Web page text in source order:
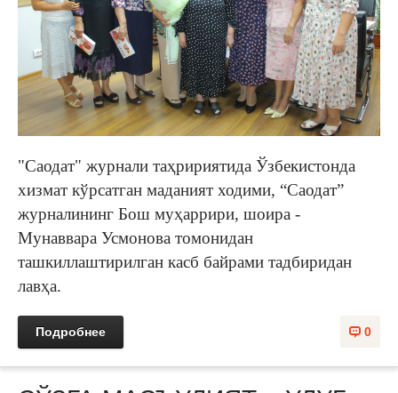
"Саодат" журнали таҳририятида Ўзбекистонда
хизмат кўрсатган маданият ходими, “Саодат”
журналининг Бош муҳаррири, шоира -
Мунаввара Усмонова томонидан
ташкиллаштирилган касб байрами тадбиридан
лавҳа.
0
Подробнее